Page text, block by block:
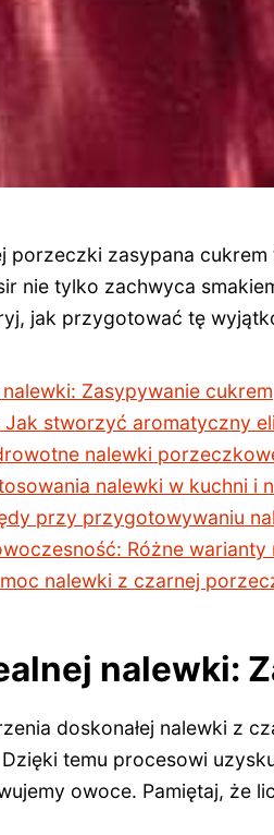
porzeczki zasypana
nie tylko zachwyca
jak przygotować tę
Zasypywanie cukrem
stworzyć aromatyczny
nalewki
nalewki w kuchni i
przy przygotowywaniu
Różne warianty
nalewki z czarnej
nalewki:
doskonałej nalewki z
temu procesowi
owoce. Pamiętaj, że